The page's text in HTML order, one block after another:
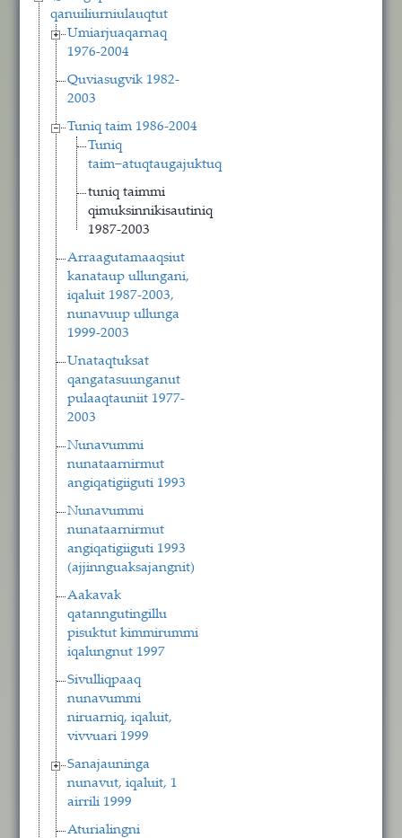
qanuiliurniulauqtut
Umiarjuaqarnaq
1976-2004
Quviasugvik 1982-
2003
Tuniq taim 1986-2004
Tuniq
taim−atuqtaugajuktuq
tuniq taimmi
qimuksinnikisautiniq
1987-2003
Arraagutamaaqsiut
kanataup ullungani,
iqaluit 1987-2003,
nunavuup ullunga
1999-2003
Unataqtuksat
qangatasuunganut
pulaaqtauniit 1977-
2003
Nunavummi
nunataarnirmut
angiqatigiiguti 1993
Nunavummi
nunataarnirmut
angiqatigiiguti 1993
(ajjinnguaksajangnit)
Aakavak
qatanngutingillu
pisuktut kimmirummi
iqalungnut 1997
Sivulliqpaaq
nunavummi
niruarniq, iqaluit,
vivvuari 1999
Sanajauninga
nunavut, iqaluit, 1
airrili 1999
Aturialingni